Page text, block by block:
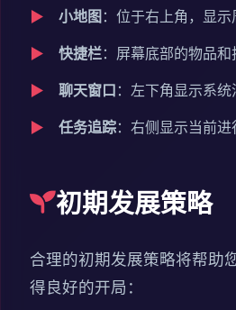
小地图：位于右上角，显
快捷栏：屏幕底部的物品
聊天窗口：左下角显示系
任务追踪：右侧显示当前
初期发展策略
合理的初期发展策略将帮助
得良好的开局：